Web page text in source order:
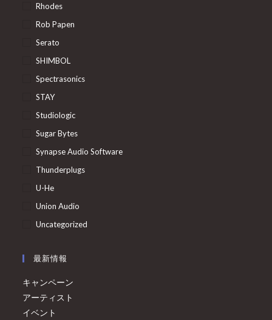
Rhodes
Rob Papen
Serato
SHIMBOL
Spectrasonics
STAY
Studiologic
Sugar Bytes
Synapse Audio Software
Thunderplugs
U-He
Union Audio
Uncategorized
最新情報
キャンペーン
アーティスト
イベント